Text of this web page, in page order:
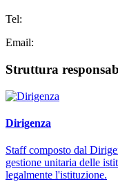
Tel:
Email:
Struttura
Dirigenza
Staff composto dal
gestione unitaria delle
legalmente l'istituzione.